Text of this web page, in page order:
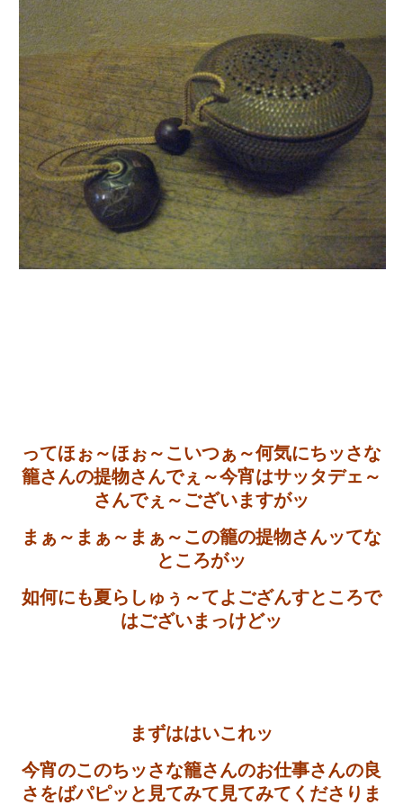
ってほぉ～ほぉ～こいつぁ～何気にちッさな
籠さんの提物さんでぇ～今宵はサッタデェ～
さんでぇ～ございますがッ
まぁ～まぁ～まぁ～この籠の提物さんッてな
ところがッ
如何にも夏らしゅぅ～てよござんすところで
はございまっけどッ
まずははいこれッ
今宵のこのちッさな籠さんのお仕事さんの良
さをばパピッと見てみて見てみてくださりま